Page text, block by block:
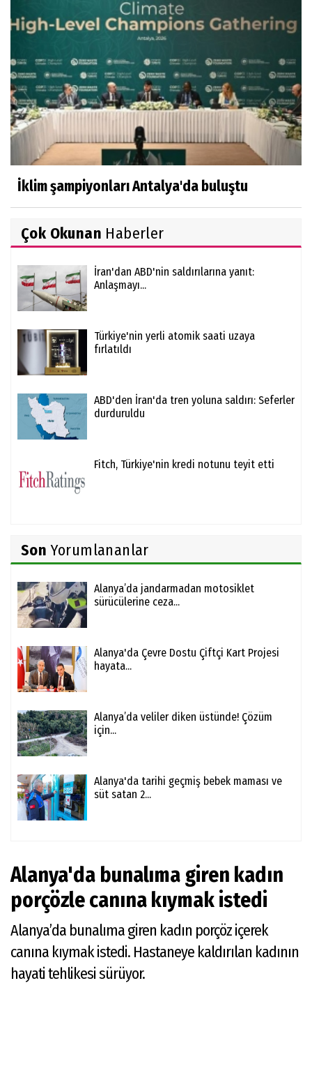
İklim şampiyonları Antalya'da buluştu
Çok Okunan Haberler
İran'dan ABD'nin saldırılarına yanıt:
Anlaşmayı...
Türkiye'nin yerli atomik saati uzaya
fırlatıldı
ABD'den İran'da tren yoluna saldırı: Seferler
durduruldu
Fitch, Türkiye'nin kredi notunu teyit etti
Son Yorumlananlar
Alanya’da jandarmadan motosiklet
sürücülerine ceza...
Alanya'da Çevre Dostu Çiftçi Kart Projesi
hayata...
Alanya’da veliler diken üstünde! Çözüm
için...
Alanya'da tarihi geçmiş bebek maması ve
süt satan 2...
Alanya'da bunalıma giren kadın
porçözle canına kıymak istedi
Alanya’da bunalıma giren kadın porçöz içerek
canına kıymak istedi. Hastaneye kaldırılan kadının
hayati tehlikesi sürüyor.